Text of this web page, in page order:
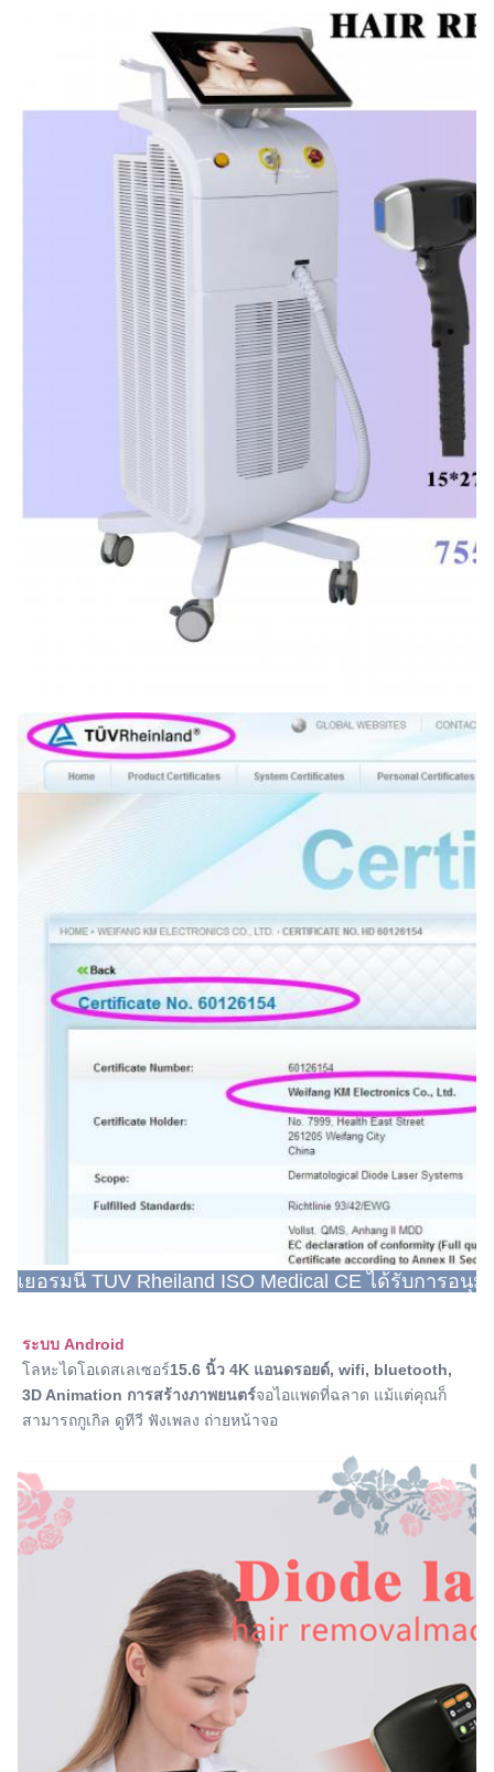
ตัวเลือกแท่งเลเซอร์ 6-16 แท่ง
Languages Option:
อังกฤษ, สเปน, โปรตุเกส, ตุรกี...
หน้าจอสัมผัสสีขนาด 15 นิ้ว
OEM/ODM Service:
ใช่แล้ว มืออาชีพ
Power Supplier:
220V, 50Hz หรือ 110V, 60Hz
สามารถเพิ่มโลโก้ของลูกค้าได้
Customized Service:
เยอรมนี TUV Rheiland ISO Medical CE ได้รับการอนุมั
ระบบ Android
โลหะไดโอเดสเลเซอร์15.6 นิ้ว 4K แอนดรอยด์, wifi, bluetooth,
3D Animation การสร้างภาพยนตร์จอไอแพดที่ฉลาด แม้แต่คุณก็
สามารถกูเกิล ดูทีวี ฟังเพลง ถ่ายหน้าจอ